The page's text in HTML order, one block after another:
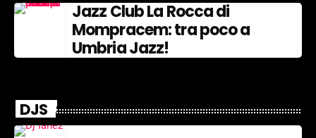
Jazz Club La Rocca di
Mompracem: tra poco a
Umbria Jazz!
DJS